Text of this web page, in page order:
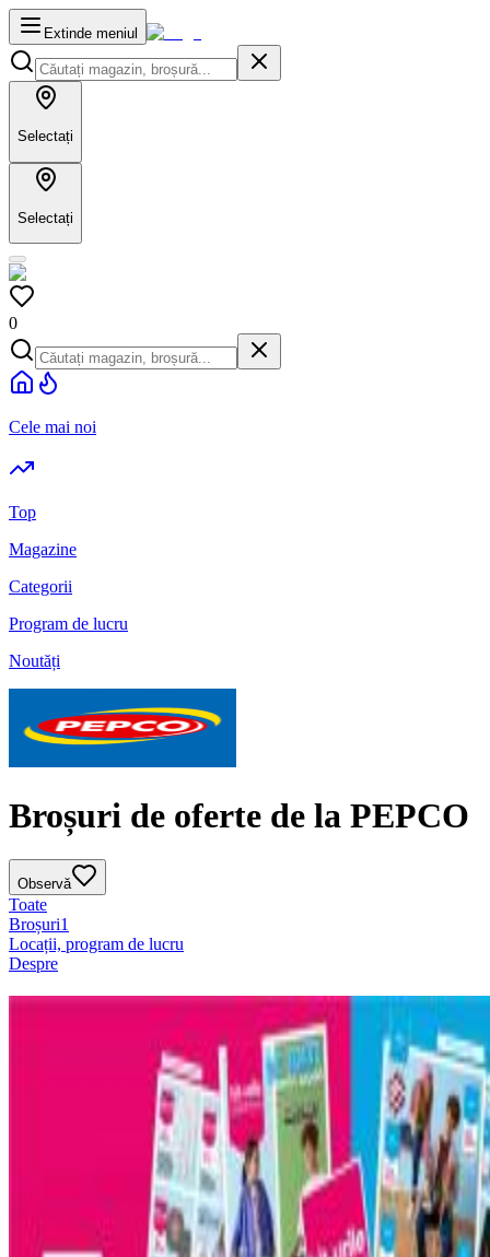
Extinde meniul
Selectați
Selectați
0
Cele mai noi
Top
Magazine
Categorii
Program de lucru
Noutăți
Broșuri de oferte de la PEPCO
Observă
Toate
Broșuri1
Locații, program de lucru
Despre